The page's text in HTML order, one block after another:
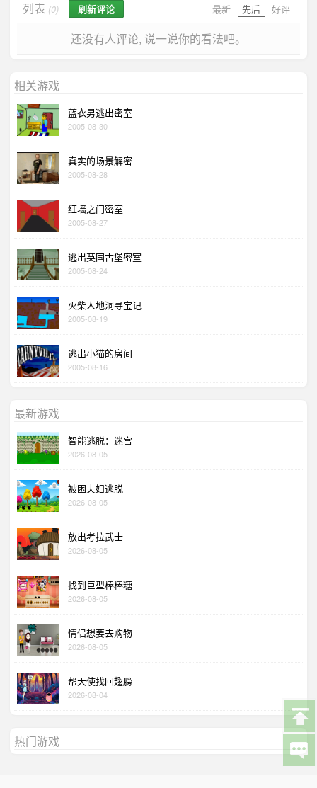
最新 先后 好评
列表 (0) 刷新评论
还没有人评论, 说一说你的看法吧。
相关游戏
蓝衣男逃出密室
2005-08-30
真实的场景解密
2005-08-28
红墙之门密室
2005-08-27
逃出英国古堡密室
2005-08-24
火柴人地洞寻宝记
2005-08-19
逃出小猫的房间
2005-08-16
最新游戏
智能逃脱：迷宫
2026-08-05
被困夫妇逃脱
2026-08-05
放出考拉武士
2026-08-05
找到巨型棒棒糖
2026-08-05
情侣想要去购物
2026-08-05
帮天使找回翅膀
2026-08-04
热门游戏